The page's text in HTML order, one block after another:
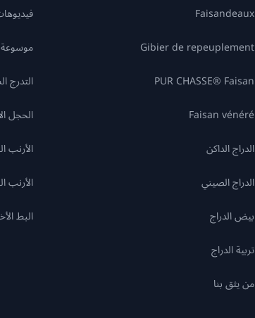
Faisandeaux
Gibier de repeuplement
Faisan ⁦PUR CHASSE®⁩
Faisan vénéré
الدراج الداكن
الدراج الصيني
بيض الدراج
تربية الدراج
من يثق بنا
موسوعة
التدرج
الحجل
الأرنب
الأرنب
البط